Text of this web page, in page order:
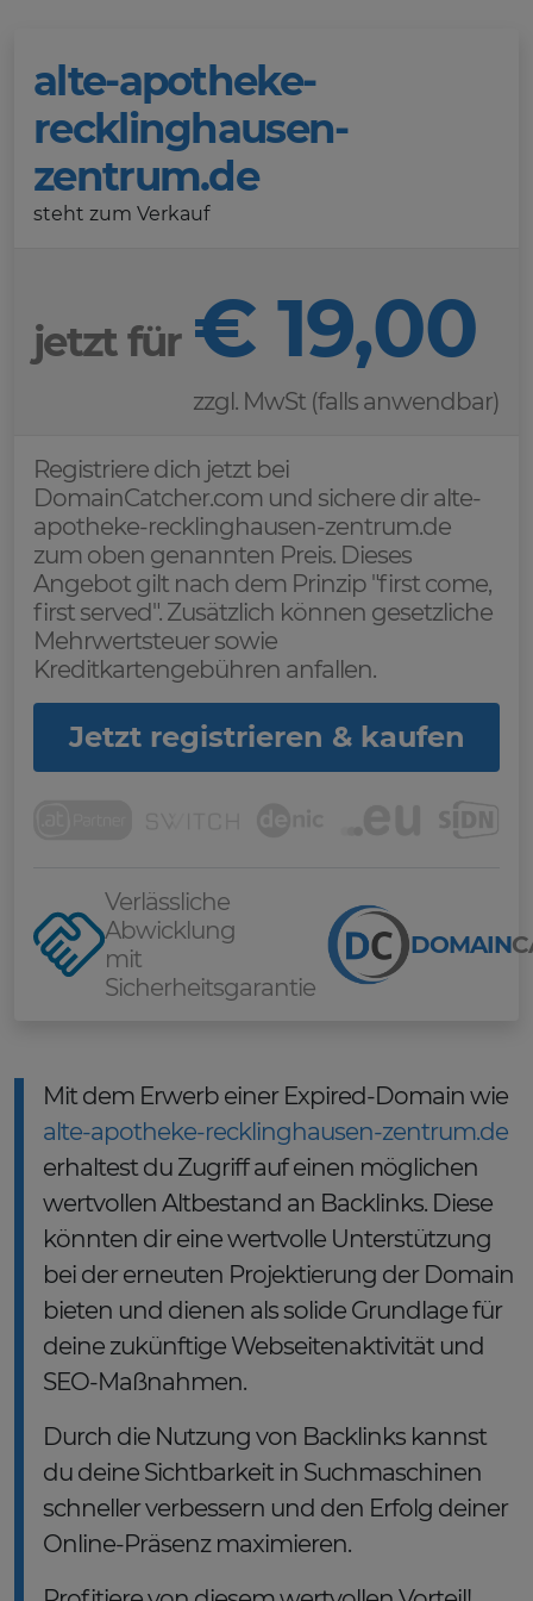
Mit dem Erwerb einer Expired-Domain wie
alte-apotheke-recklinghausen-zentrum.de
erhaltest du Zugriff auf einen möglichen
wertvollen Altbestand an Backlinks. Diese
könnten dir eine wertvolle Unterstützung
bei der erneuten Projektierung der Domain
bieten und dienen als solide Grundlage für
deine zukünftige Webseitenaktivität und
SEO-Maßnahmen.
Durch die Nutzung von Backlinks kannst
du deine Sichtbarkeit in Suchmaschinen
schneller verbessern und den Erfolg deiner
Online-Präsenz maximieren.
alte-apotheke-
recklinghausen-
zentrum.de
steht zum Verkauf
jetzt für € 19,00
zzgl. MwSt (falls anwendbar)
Registriere dich jetzt bei
DomainCatcher.com und sichere dir alte-
apotheke-recklinghausen-zentrum.de
zum oben genannten Preis. Dieses
Angebot gilt nach dem Prinzip "first come,
first served". Zusätzlich können gesetzliche
Mehrwertsteuer sowie
Kreditkartengebühren anfallen.
Jetzt registrieren & kaufen
Verlässliche
Abwicklung
mit
Sicherheitsgarantie
DOMAIN